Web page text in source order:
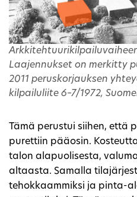
Laajennukset on merkitty
2011 peruskorjauksen
kilpailuliite 6–7/1972,
Tämä perustui siihen, että
purettiin pääosin.
talon alapuolisesta,
altaasta. Samalla
tehokkaammiksi ja pinta-